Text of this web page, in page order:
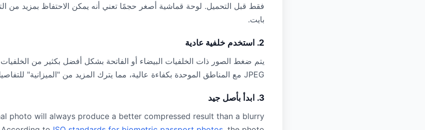
بايت.
2. استخدم خلفية عادية
يتم ضغط الصور ذات الخلفيات البيضاء أو الفاتحة بشكل أفضل بكثير من
JPEG مع المناطق الموحدة بكفاءة عالية، مما يترك المزيد من "الميزانية" للتفاصيل المهمة مثل وجهك.
3. ابدأ بأصل جيد
photo will always produce a better compressed result than a blurry